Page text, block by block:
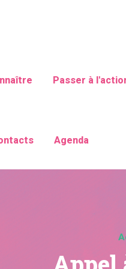
Passer à
Agenda